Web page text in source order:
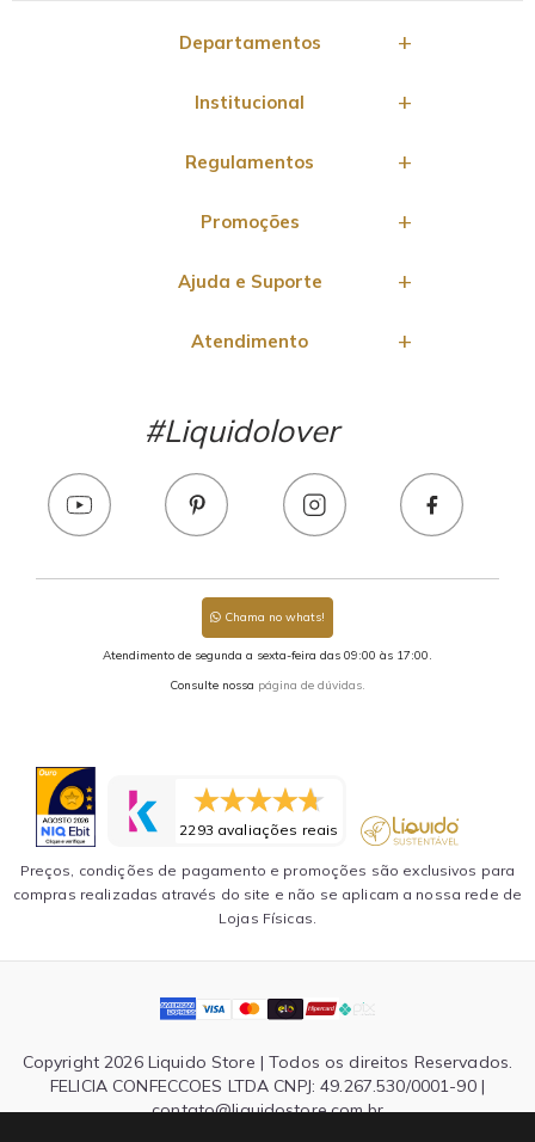
Departamentos
Institucional
Regulamentos
Promoções
Ajuda e Suporte
Atendimento
#Liquidolover
Chama no whats!
Atendimento de segunda a sexta-feira das 09:00 às 17:00.
Consulte nossa página de dúvidas.
2293 avaliações reais
Preços, condições de pagamento e promoções são exclusivos para
compras realizadas através do site e não se aplicam a nossa rede de
Lojas Físicas.
Copyright 2026 Liquido Store | Todos os direitos Reservados.
FELICIA CONFECCOES LTDA CNPJ: 49.267.530/0001-90 |
contato@liquidostore.com.br